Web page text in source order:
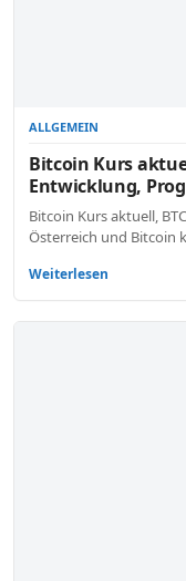
ALLGEMEIN
Bitcoin Kurs
Entwicklung,
Bitcoin Kurs aktuell,
Österreich und Bitcoin
Weiterlesen